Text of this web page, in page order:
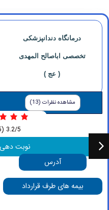
درمانگاه دندانپزشکی
‏اباصالح ‏المهدی
مشاهده نظرات (13)
نوبت دهی اینترنتی
آدرس
بیمه های طرف قرارداد